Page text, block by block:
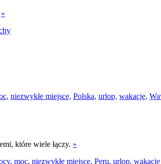
»
niezwykłe miejsce, Polska, urlop, wakacje,
które wiele łączy. »
moc, niezwykłe miejsce, Peru, urlop, wakacje